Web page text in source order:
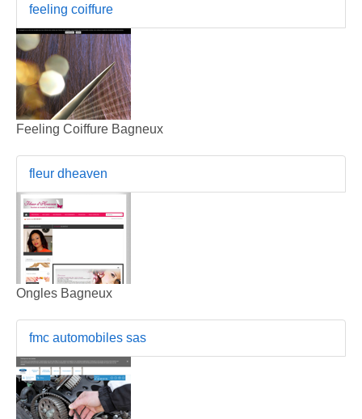
feeling coiffure
Feeling Coiffure Bagneux
fleur dheaven
Ongles Bagneux
fmc automobiles sas